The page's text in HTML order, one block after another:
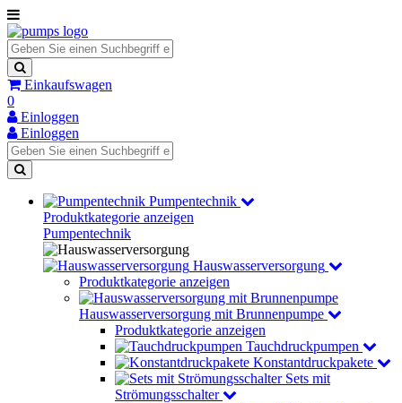
Einkaufswagen
0
Einloggen
Einloggen
Pumpentechnik
Produktkategorie anzeigen
Pumpentechnik
Hauswasserversorgung
Produktkategorie anzeigen
Hauswasserversorgung mit Brunnenpumpe
Produktkategorie anzeigen
Tauchdruckpumpen
Konstantdruckpakete
Sets mit
Strömungsschalter